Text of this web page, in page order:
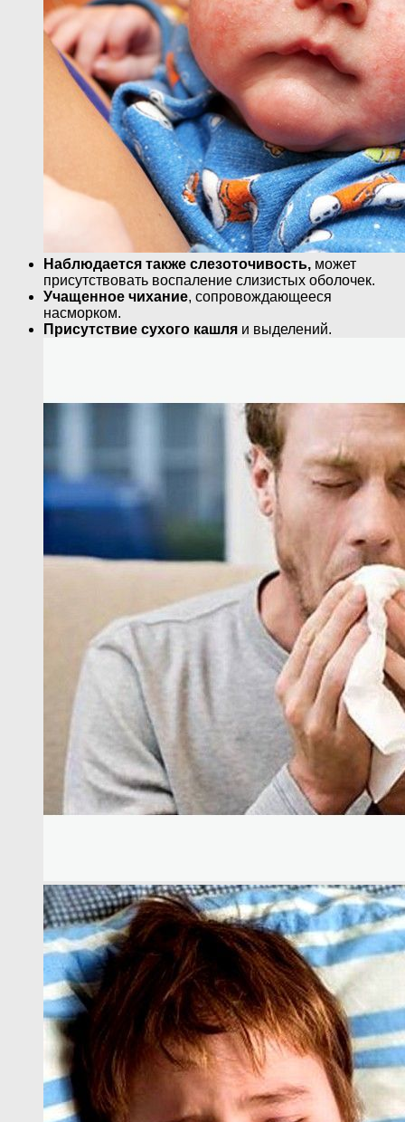
Наблюдается также слезоточивость, может
присутствовать воспаление слизистых оболочек.
Учащенное чихание, сопровождающееся
насморком.
Присутствие сухого кашля и выделений.